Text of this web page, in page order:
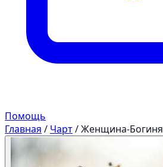
Помощь
Главная / Чарт/Женщина-Богиня